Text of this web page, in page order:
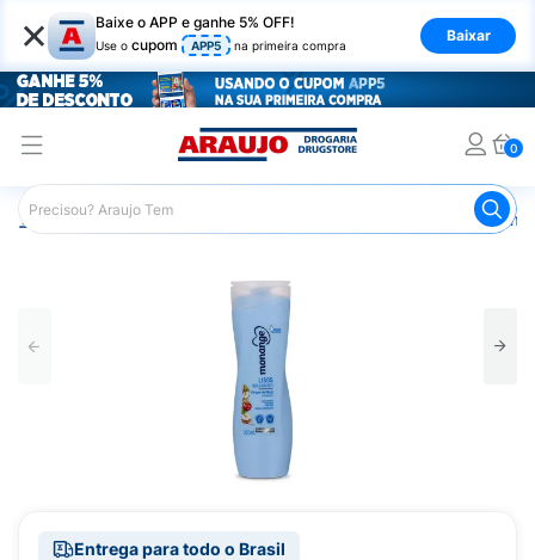
× Baixe o APP e ganhe 5% OFF!
Use o cupom APP5 na primeira compra
Baixar
0
Araujo Cabelo Cabelos Lisos ou com
Entrega para todo o Brasil